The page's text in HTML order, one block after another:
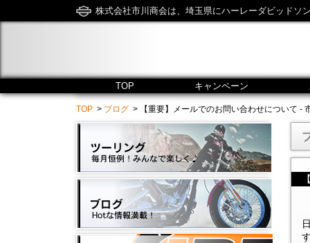
株式会社市川商会は、埼玉県にハーレーダビッドソ
TOP キャンペーン
TOP > ブログ > 【重要】メールでのお問い合わせについて -